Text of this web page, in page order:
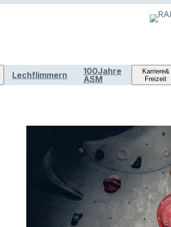
Lechflimmern
100Jahre
ASM
Karriere&
Freizeit